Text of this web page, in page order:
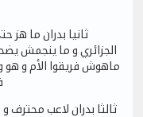
ثانيا بدران ما هز
الجزائري و ما ينجمش
ماهوش فريقوا الأم و هو
ثالثا بدران لاعب